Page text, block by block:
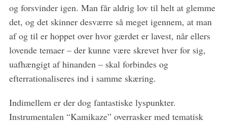
og forsvinder igen. Man får aldrig lov til helt at glemme
det, og det skinner desværre så meget igennem, at man
af og til er hoppet over hvor gærdet er lavest, når ellers
lovende temaer – der kunne være skrevet hver for sig,
uafhængigt af hinanden – skal forbindes og
efterrationaliseres ind i samme skæring.
Indimellem er der dog fantastiske lyspunkter.
Instrumentalen “Kamikaze” overrasker med tematisk